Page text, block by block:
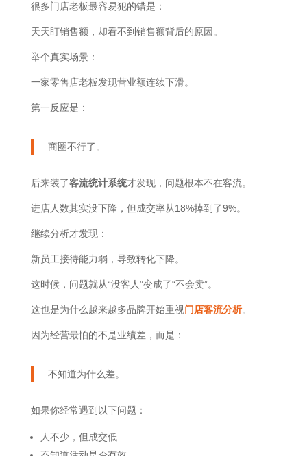
很多门店老板最容易犯的错是：
天天盯销售额，却看不到销售额背后的原因。
举个真实场景：
一家零售店老板发现营业额连续下滑。
第一反应是：
商圈不行了。
后来装了客流统计系统才发现，问题根本不在客流。
进店人数其实没下降，但成交率从18%掉到了9%。
继续分析才发现：
新员工接待能力弱，导致转化下降。
这时候，问题就从“没客人”变成了“不会卖”。
这也是为什么越来越多品牌开始重视门店客流分析。
因为经营最怕的不是业绩差，而是：
不知道为什么差。
如果你经常遇到以下问题：
人不少，但成交低